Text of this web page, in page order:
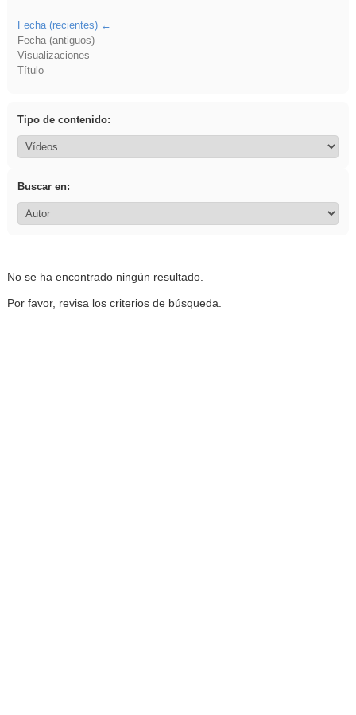
Fecha (recientes)
Fecha (antiguos)
Visualizaciones
Título
Tipo de contenido:
Buscar en:
No se ha encontrado ningún resultado.
Por favor, revisa los criterios de búsqueda.